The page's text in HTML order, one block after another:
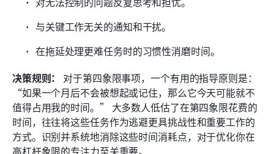
与关键工作无关的通知和干扰。
在拖延处理更难任务时的习惯性消磨时间。
决策规则：
对于第四象限事项，一个有用的指导原则是：
“如果一个月后不会被想起或记住，那么它今天可能就不
值得占用我的时间。” 大多数人低估了在第四象限花费的
时间，往往将这些任务作为逃避更具挑战性和重要工作的
方式。识别并系统地消除这些时间消耗点，对于优化你在
高杠杆象限的专注力至关重要。